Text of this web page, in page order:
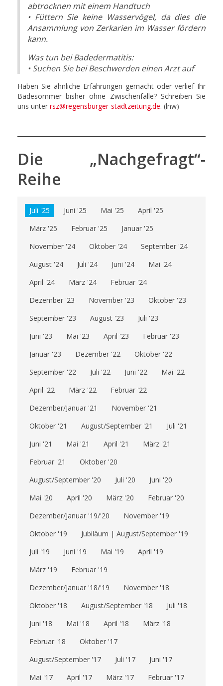
abtrocknen mit einem Handtuch
• Füttern Sie keine Wasservögel, da dies die
Ansammlung von Zerkarien im Wasser fördern
kann.
Was tun bei Badedermatitis:
• Suchen Sie bei Beschwerden einen Arzt auf
Haben Sie ähnliche Erfahrungen gemacht oder verlief Ihr
Badesommer bisher ohne Zwischenfälle? Schreiben Sie
uns unter rsz@regensburger-stadtzeitung.de. (lnw)
Die „Nachgefragt“-
Reihe
Juli '25 Juni '25 Mai '25
April '25
März '25
Februar '25
Januar '25
November '24
Oktober '24
September '24
August '24
Juli '24 Juni '24
Mai '24
April '24
März '24
Februar '24
Dezember '23
November '23
Oktober '23
September '23
August '23
Juli '23
Juni '23
Mai '23 April '23
Februar '23
Januar '23
Dezember '22
Oktober '22
September '22
Juli '22 Juni '22
Mai '22
April '22
März '22
Februar '22
Dezember/Januar '21
November '21
Oktober '21
August/September '21
Juli '21
Juni '21
Mai '21 April '21
März '21
Februar '21
Oktober '20
August/September '20
Juli '20
Juni '20
Mai '20
April '20 März '20
Februar '20
Dezember/Januar '19/'20
November '19
Oktober '19
Jubiläum | August/September '19
Juli '19
Juni '19 Mai '19
April '19
März '19
Februar '19
Dezember/Januar '18/'19
November '18
Oktober '18
August/September '18
Juli '18
Juni '18
Mai '18 April '18
März '18
Februar '18
Oktober '17
August/September '17
Juli '17
Juni '17
Mai '17
April '17 März '17
Februar '17